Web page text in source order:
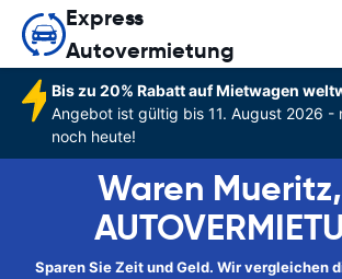
Express
Autovermietung
Bis zu 20% Rabatt auf Mietwagen
Angebot ist gültig bis 11. August 2026 -
noch heute!
Waren
Sparen Sie Zeit und Geld. Wir vergleichen